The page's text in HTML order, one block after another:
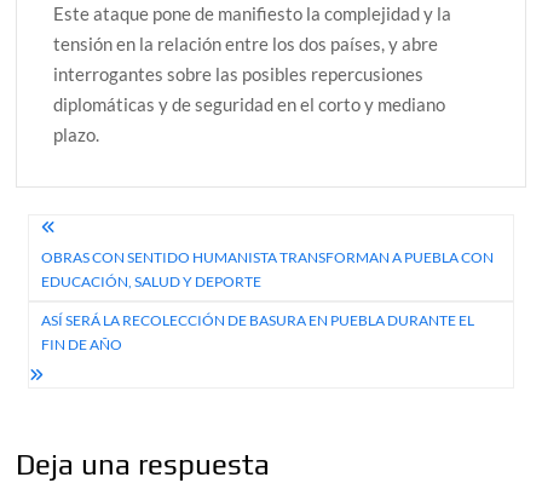
Este ataque pone de manifiesto la complejidad y la
tensión en la relación entre los dos países, y abre
interrogantes sobre las posibles repercusiones
diplomáticas y de seguridad en el corto y mediano
plazo.
Navegación
de
entradas
OBRAS CON SENTIDO HUMANISTA TRANSFORMAN A PUEBLA CON
EDUCACIÓN, SALUD Y DEPORTE
ASÍ SERÁ LA RECOLECCIÓN DE BASURA EN PUEBLA DURANTE EL
FIN DE AÑO
Deja una respuesta